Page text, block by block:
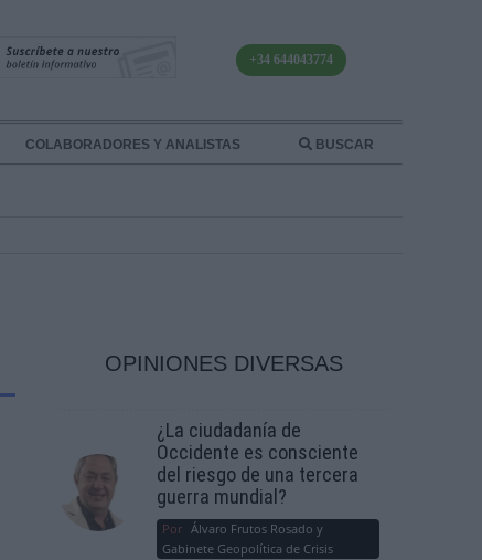
+34 644043774
COLABORADORES Y ANALISTAS BUSCAR
OPINIONES DIVERSAS
¿La ciudadanía de
Occidente es consciente
del riesgo de una tercera
guerra mundial?
Por Álvaro Frutos Rosado y
Gabinete Geopolítica de Crisis